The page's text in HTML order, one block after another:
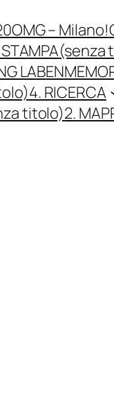
OMG – Milano!
(senza
LABEN
4. RICERCA
titolo)2.